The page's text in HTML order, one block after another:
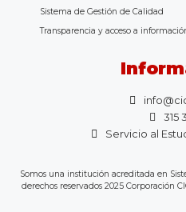
Sistema de Gestión de Calidad
Transparencia y acceso a
315
Servicio al
Somos una institución acreditada en
derechos reservados 2025 Corporación